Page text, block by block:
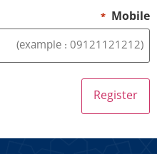
Mobile
*